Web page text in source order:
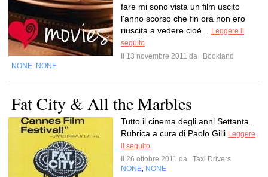
fare mi sono vista un film uscito
l'anno scorso che fin ora non ero
riuscita a vedere cioè...
Leggere il
seguito
Il 13 novembre 2011 da
Bookland
NONE NONE
Fat City & All the Marbles
Tutto il cinema degli anni Settanta.
Rubrica a cura di Paolo Gilli Leggere
il seguito
Il 26 ottobre 2011 da
Taxi Drivers
NONE NONE